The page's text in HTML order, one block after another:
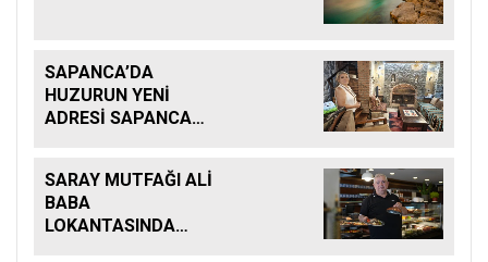
SAPANCA’DA
HUZURUN YENİ
ADRESİ SAPANCA
SARAY MUTFAĞI ALİ
BABA
LOKANTASINDA